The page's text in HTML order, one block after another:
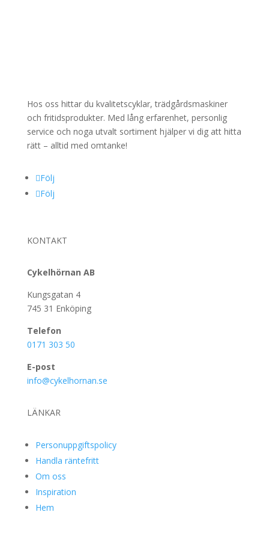
Hos oss hittar du kvalitetscyklar, trädgårdsmaskiner
och fritidsprodukter. Med lång erfarenhet, personlig
service och noga utvalt sortiment hjälper vi dig att hitta
rätt – alltid med omtanke!
Följ
Följ
KONTAKT
Cykelhörnan AB
Kungsgatan 4
745 31 Enköping
Telefon
0171 303 50
E-post
info@cykelhornan.se
LÄNKAR
Personuppgiftspolicy
Handla räntefritt
Om oss
Inspiration
Hem